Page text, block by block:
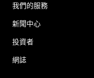
我們的服務
新聞中心
投資者
網誌